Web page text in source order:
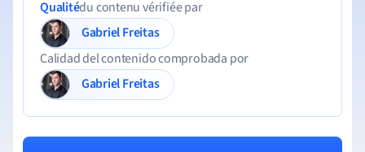
Qualitédu contenu vérifiée par
Gabriel Freitas
Calidad del contenido comprobada por
Gabriel Freitas